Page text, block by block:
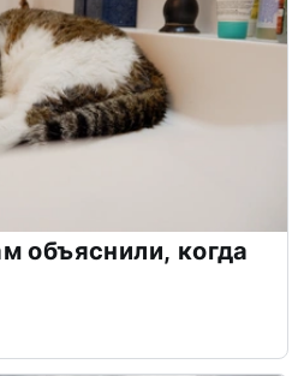
объяснили, когда